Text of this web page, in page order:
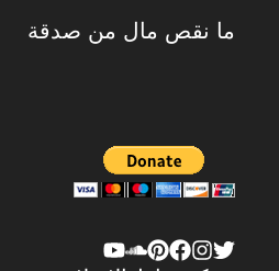
ما نقص مال من صدقة